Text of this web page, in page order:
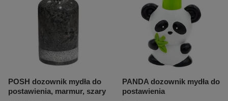
POSH dozownik mydła do
postawienia, marmur, szary
PANDA dozownik mydła do
postawienia